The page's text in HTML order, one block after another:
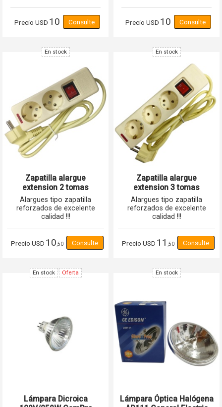
Precio USD 10 Precio USD 10
En stock
Zapatilla alargue
extension 2 tomas
corriente schuko 16A
Alargues tipo zapatilla
reforzados de excelente
calidad !!!
Precio USD 10,50
En stock
Zapatilla alargue
extension 3 tomas
corriente schuko 16A
Alargues tipo zapatilla
reforzados de excelente
calidad !!!
Precio USD 11 ,50
En stock Oferta
Lámpara Dicroica
En stock
Lámpara Óptica Halógena